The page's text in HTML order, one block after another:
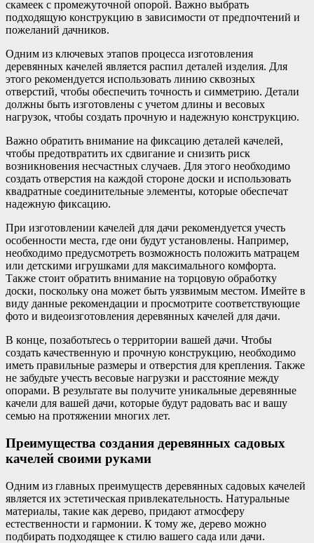
скамеек с промежуточной опорой. Важно выбрать
подходящую конструкцию в зависимости от предпочтений и
пожеланий дачников.
Одним из ключевых этапов процесса изготовления
деревянных качелей является распил деталей изделия. Для
этого рекомендуется использовать линию сквозных
отверстий, чтобы обеспечить точность и симметрию. Детали
должны быть изготовлены с учетом длины и весовых
нагрузок, чтобы создать прочную и надежную конструкцию.
Важно обратить внимание на фиксацию деталей качелей,
чтобы предотвратить их сдвигание и снизить риск
возникновения несчастных случаев. Для этого необходимо
создать отверстия на каждой стороне доски и использовать
квадратные соединительные элементы, которые обеспечат
надежную фиксацию.
При изготовлении качелей для дачи рекомендуется учесть
особенности места, где они будут установлены. Например,
необходимо предусмотреть возможность положить матрацем
или детскими игрушками для максимального комфорта.
Также стоит обратить внимание на торцовую обработку
доски, поскольку она может быть уязвимым местом. Имейте в
виду данные рекомендации и просмотрите соответствующие
фото и видеоизготовления деревянных качелей для дачи.
В конце, позаботьтесь о территории вашей дачи. Чтобы
создать качественную и прочную конструкцию, необходимо
иметь правильные размеры и отверстия для крепления. Также
не забудьте учесть весовые нагрузки и расстояние между
опорами. В результате вы получите уникальные деревянные
качели для вашей дачи, которые будут радовать вас и вашу
семью на протяжении многих лет.
Преимущества создания деревянных садовых
качелей своими руками
Одним из главных преимуществ деревянных садовых качелей
является их эстетическая привлекательность. Натуральные
материалы, такие как дерево, придают атмосферу
естественности и гармонии. К тому же, дерево можно
подбирать подходящее к стилю вашего сада или дачи.